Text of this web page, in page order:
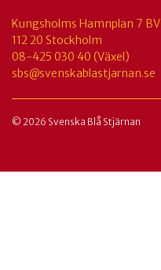
Kungsholms Hamnplan 7 BV
112 20 Stockholm
08-425 030 40 (Växel)
sbs@svenskablastjarnan.se
© 2026 Svenska Blå Stjärnan